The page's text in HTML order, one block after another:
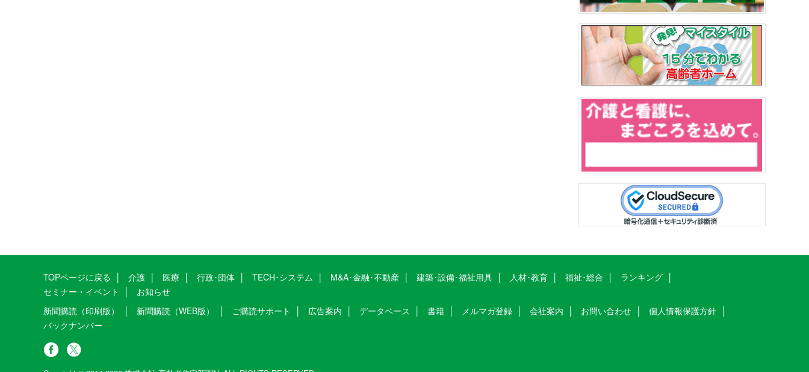
TOPページに戻る 介護 医療 行政･団体 TECH･システム M&A･金融･不動産 建築･設備･福祉用具 人材･教育 福祉･総合
ランキング
セミナー・イベント
お知らせ
新聞購読（印刷版）
新聞購読（WEB版） ご購読サポート 広告案内 データベース 書籍 メルマガ登録 会社案内 お問い合わせ
個人情報保護方針
バックナンバー